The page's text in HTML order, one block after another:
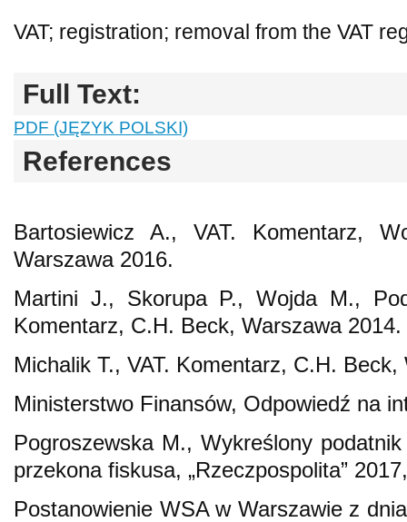
VAT; registration; removal from the VAT
Full Text:
PDF (JĘZYK POLSKI)
References
Bartosiewicz A., VAT. Komentarz,
Warszawa 2016.
Martini J., Skorupa P., Wojda M.,
Komentarz, C.H. Beck, Warszawa 2014.
Michalik T., VAT. Komentarz, C.H.
Ministerstwo Finansów, Odpowiedź na
Pogroszewska M., Wykreślony
przekona fiskusa, „Rzeczpospolita”
Postanowienie WSA w Warszawie z